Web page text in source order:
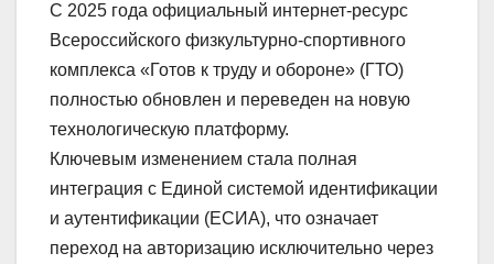
С 2025 года официальный интернет-ресурс
Всероссийского физкультурно-спортивного
комплекса «Готов к труду и обороне» (ГТО)
полностью обновлен и переведен на новую
технологическую платформу.
Ключевым изменением стала полная
интеграция с Единой системой идентификации
и аутентификации (ЕСИА), что означает
переход на авторизацию исключительно через